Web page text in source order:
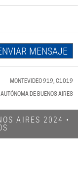
MENSAJE
MONTEVIDEO 919, C1019
DE BUENOS AIRES
AIRES 2024​ •